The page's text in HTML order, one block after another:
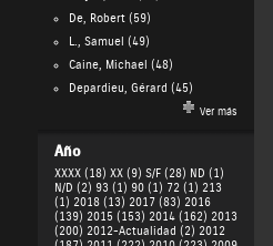
De, Robert(59)
L., Samuel (49)
Caine, Michael (48)
Depardieu, Gérard (45)
Ver más
Año
XXXX (18) XX (9) S/F (28) ND (1)
N/D (2) 93 (1) 90 (1) 72 (1) 213
(1) 2018 (13) 2017 (83) 2016
(139) 2015 (153) 2014 (162) 2013
(200) 2012-Actualidad (2) 2012